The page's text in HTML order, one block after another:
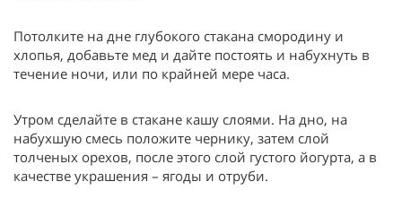
Потолките на дне глубокого стакана смородину и
хлопья, добавьте мед и дайте постоять и набухнуть в
течение ночи, или по крайней мере часа.
Утром сделайте в стакане кашу слоями. На дно, на
набухшую смесь положите чернику, затем слой
толченых орехов, после этого слой густого йогурта, а в
качестве украшения – ягоды и отруби.